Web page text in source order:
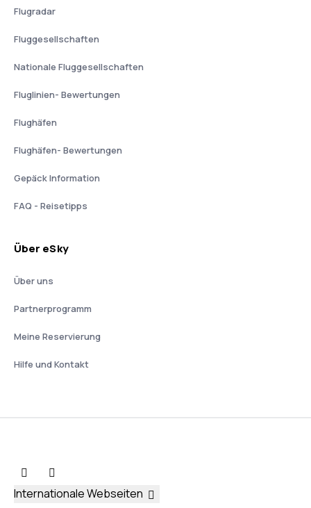
Flugradar
Fluggesellschaften
Nationale Fluggesellschaften
Fluglinien- Bewertungen
Flughäfen
Flughäfen- Bewertungen
Gepäck Information
FAQ - Reisetipps
Über eSky
Über uns
Partnerprogramm
Meine Reservierung
Hilfe und Kontakt
Internationale Webseiten